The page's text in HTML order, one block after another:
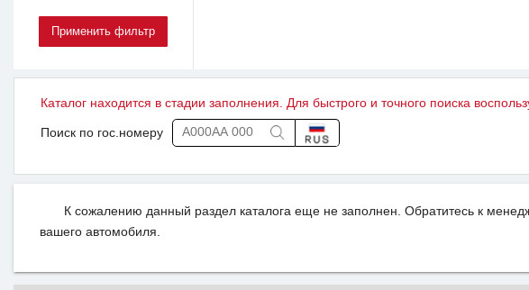
Каталог находится в стадии заполнения. Для быстрого и точного поиска
Поиск по гос.номеру
К сожалению данный раздел каталога еще не заполнен. Обратитесь к
вашего автомобиля.